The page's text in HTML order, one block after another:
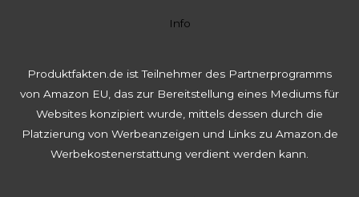
Info
Produktfakten.de ist Teilnehmer des Partnerprogramms
von Amazon EU, das zur Bereitstellung eines Mediums für
Websites konzipiert wurde, mittels dessen durch die
Platzierung von Werbeanzeigen und Links zu Amazon.de
Werbekostenerstattung verdient werden kann.